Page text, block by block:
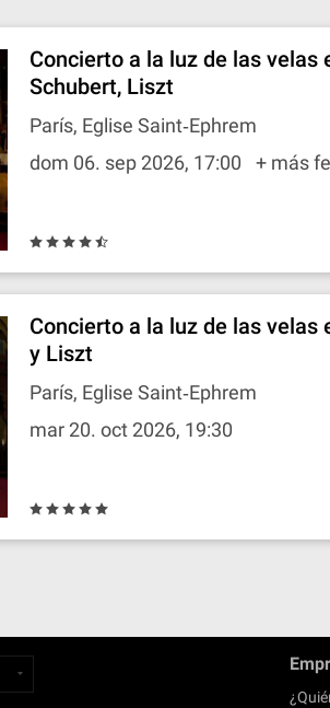
Concierto a la luz de las velas
Schubert, Liszt
París, Eglise Saint‐Ephrem
dom 06. sep 2026, 17:00
+ más
Concierto a la luz de las velas
y Liszt
París, Eglise Saint‐Ephrem
mar 20. oct 2026, 19:30